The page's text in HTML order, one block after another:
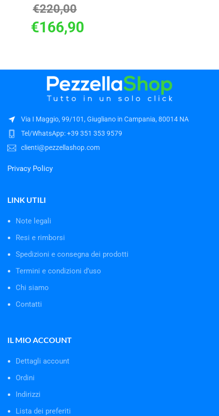
€220,00
€166,90
Via I Maggio, 99/101, Giugliano in Campania, 80014 NA
Tel/WhatsApp: +39 351 353 9579
clienti@pezzellashop.com
Privacy Policy
LINK UTILI
Note legali
Resi e rimborsi
Spedizioni e consegna dei prodotti
Termini e condizioni d’uso
Chi siamo
Contatti
IL MIO ACCOUNT
Dettagli account
Ordini
Indirizzi
Lista dei preferiti